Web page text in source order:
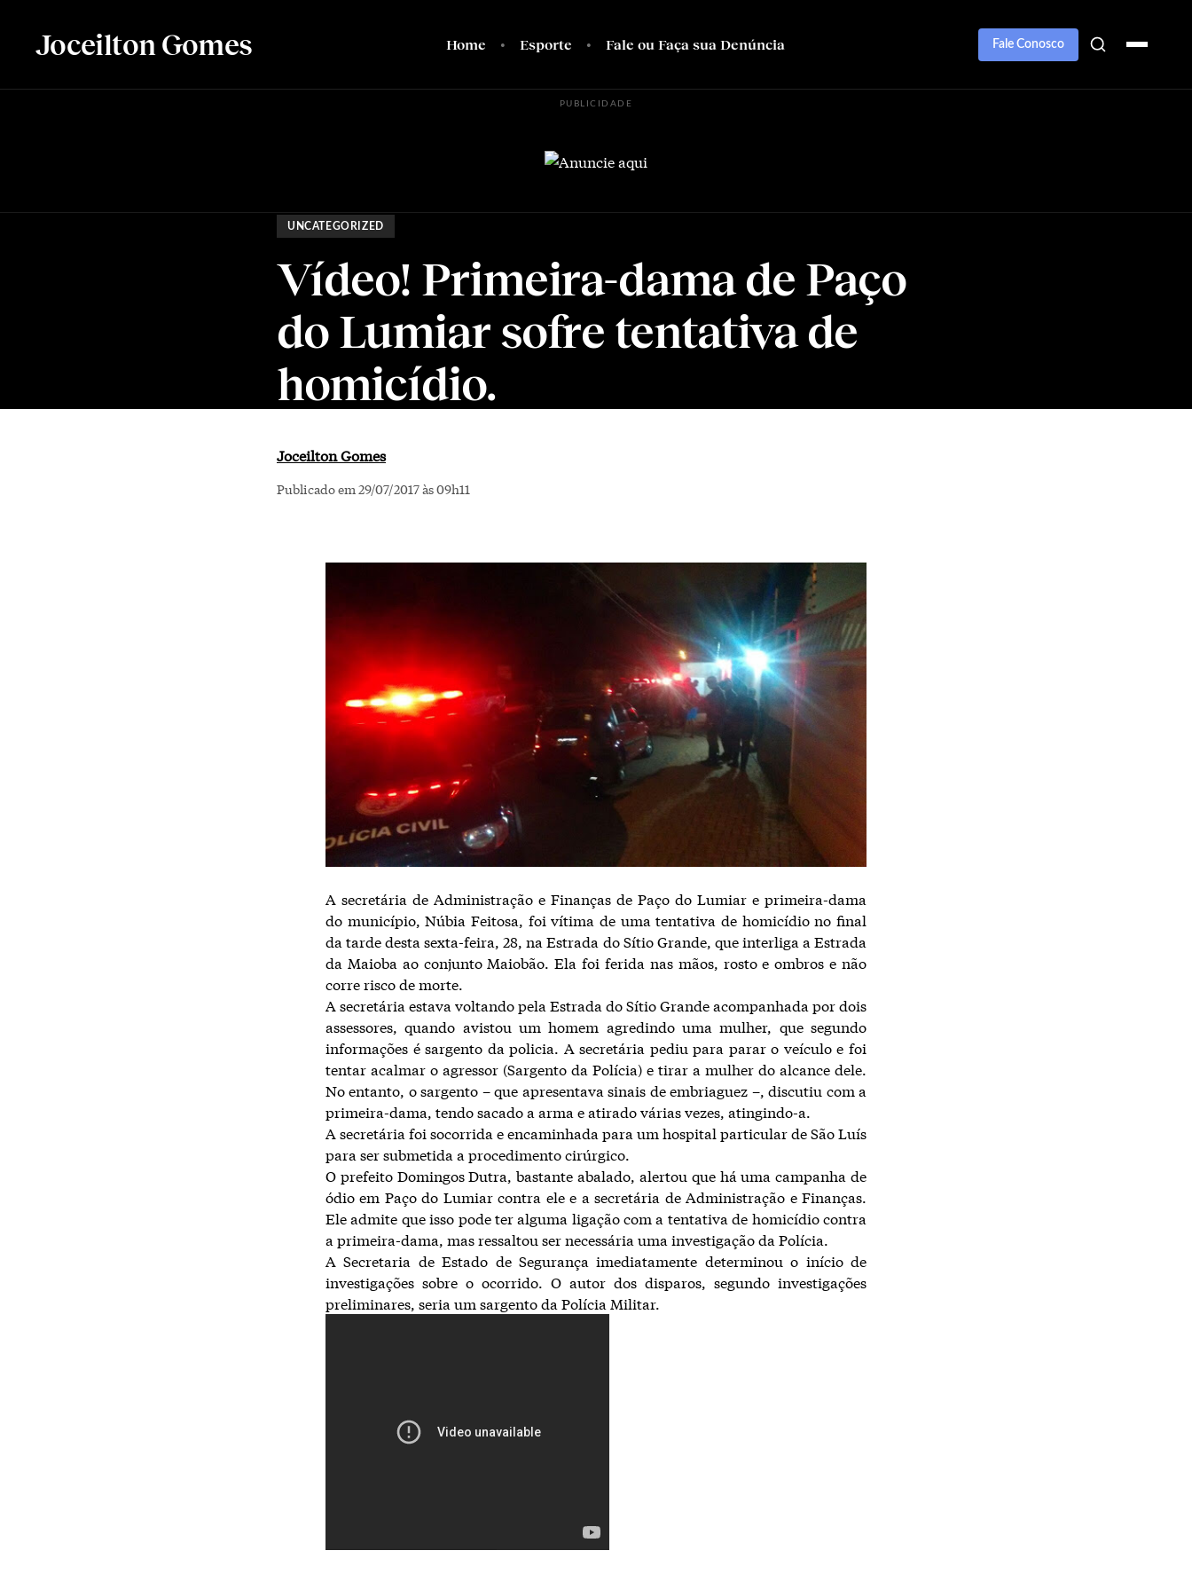
Joceilton Gomes Home Esporte Fale ou Faça sua Denúncia Fale Conosco
PUBLICIDADE
UNCATEGORIZED
Vídeo! Primeira-dama de Paço
do Lumiar sofre tentativa de
homicídio.
Joceilton Gomes
Publicado em 29/07/2017 às 09h11
A secretária de Administração e Finanças de Paço do Lumiar e primeira-dama
do município, Núbia Feitosa, foi vítima de uma tentativa de homicídio no final
da tarde desta sexta-feira, 28, na Estrada do Sítio Grande, que interliga a Estrada
da Maioba ao conjunto Maiobão. Ela foi ferida nas mãos, rosto e ombros e não
corre risco de morte.
A secretária estava voltando pela Estrada do Sítio Grande acompanhada por dois
assessores, quando avistou um homem agredindo uma mulher, que segundo
informações é sargento da policia. A secretária pediu para parar o veículo e foi
tentar acalmar o agressor (Sargento da Polícia) e tirar a mulher do alcance dele.
No entanto, o sargento – que apresentava sinais de embriaguez –, discutiu com a
primeira-dama, tendo sacado a arma e atirado várias vezes, atingindo-a.
A secretária foi socorrida e encaminhada para um hospital particular de São Luís
para ser submetida a procedimento cirúrgico.
O prefeito Domingos Dutra, bastante abalado, alertou que há uma campanha de
ódio em Paço do Lumiar contra ele e a secretária de Administração e Finanças.
Ele admite que isso pode ter alguma ligação com a tentativa de homicídio contra
a primeira-dama, mas ressaltou ser necessária uma investigação da Polícia.
A Secretaria de Estado de Segurança imediatamente determinou o início de
investigações sobre o ocorrido. O autor dos disparos, segundo investigações
preliminares, seria um sargento da Polícia Militar.